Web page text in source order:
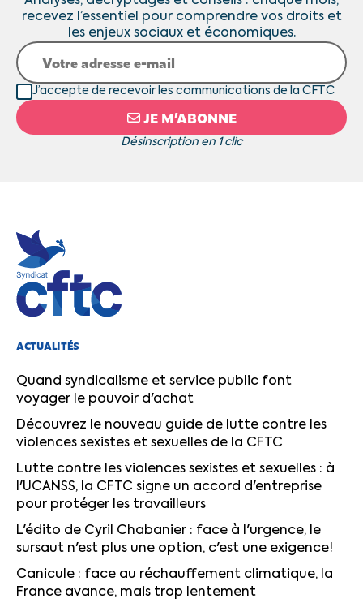
recevez l’essentiel pour comprendre vos droits et
les enjeux sociaux et économiques.
JE M’ABONNE
Désinscription en 1 clic
J’accepte de recevoir les communications de la CFTC
ACTUALITÉS
Quand syndicalisme et service public font
voyager le pouvoir d'achat
Découvrez le nouveau guide de lutte contre les
violences sexistes et sexuelles de la CFTC
Lutte contre les violences sexistes et sexuelles : à
l'UCANSS, la CFTC signe un accord d'entreprise
pour protéger les travailleurs
L'édito de Cyril Chabanier : face à l'urgence, le
sursaut n'est plus une option, c'est une exigence!
Canicule : face au réchauffement climatique, la
France avance, mais trop lentement